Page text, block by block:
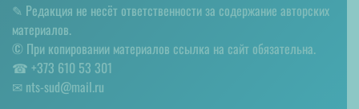
✎ Редакция не несёт ответственности за содержание авторских
материалов.
© При копировании материалов ссылка на сайт обязательна.
☎︎ +373 610 53 301
✉ nts-sud@mail.ru